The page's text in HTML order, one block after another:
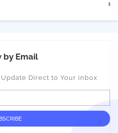
1
by Email
Direct to Your inbox